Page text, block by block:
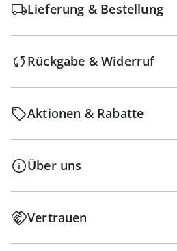
Lieferung & Bestellung
Rückgabe & Widerruf
Aktionen & Rabatte
Über uns
Vertrauen